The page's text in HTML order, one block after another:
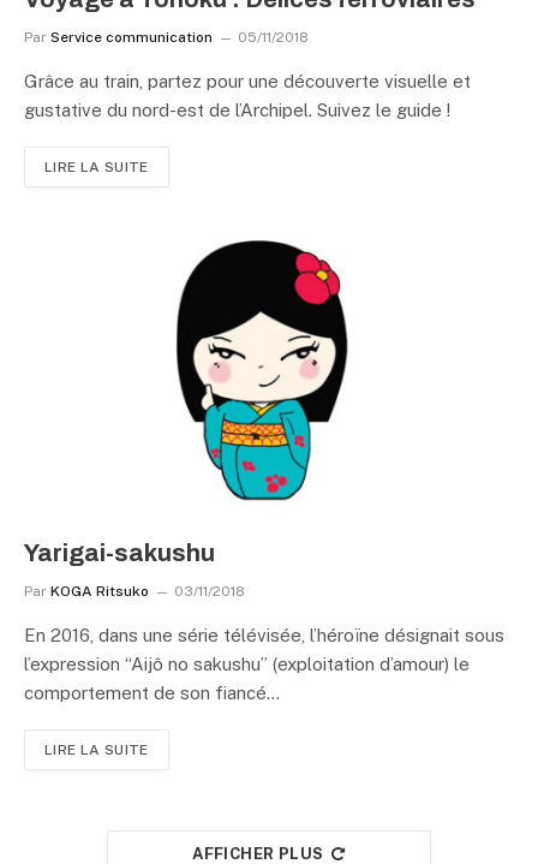
Par Service communication 05/11/2018
Grâce au train, partez pour une découverte visuelle et
gustative du nord-est de l’Archipel. Suivez le guide !
LIRE LA SUITE
Yarigai-sakushu
Par KOGA Ritsuko 03/11/2018
En 2016, dans une série télévisée, l’héroïne désignait sous
l’expression “Aijô no sakushu” (exploitation d’amour) le
comportement de son fiancé…
LIRE LA SUITE
AFFICHER PLUS